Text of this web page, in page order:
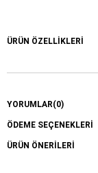
ÜRÜN ÖZELLIKLERI
YORUMLAR(0)
ÖDEME SEÇENEKLERI
ÜRÜN ÖNERILERI